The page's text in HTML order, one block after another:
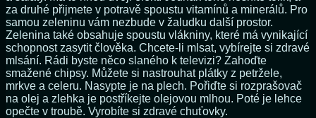
za druhé přijmete v potravě spoustu vitamínů a minerálů. Pro
samou zeleninu vám nezbude v žaludku další prostor.
Zelenina také obsahuje spoustu vlákniny, které má vynikající
schopnost zasytit člověka. Chcete-li mlsat, vybírejte si zdravé
mlsání. Rádi byste něco slaného k televizi? Zahoďte
smažené chipsy. Můžete si nastrouhat plátky z petržele,
mrkve a celeru. Nasypte je na plech. Pořiďte si rozprašovač
na olej a zlehka je postříkejte olejovou mlhou. Poté je lehce
opečte v troubě. Vyrobíte si zdravé chuťovky.